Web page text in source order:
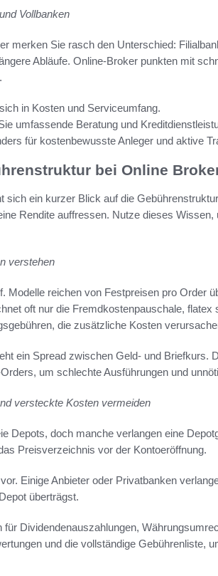
Vollbanken
merken Sie rasch den Unterschied:
Abläufe. Online-Broker punkten mit
in Kosten und Serviceumfang.
umfassende Beratung und
für kostenbewusste Anleger und aktive
bei Online
sich ein kurzer Blick auf die
Rendite auffressen. Nutze dieses
verstehen
Modelle reichen von Festpreisen pro Order
oft nur die Fremdkostenpauschale, flatex
die zusätzliche Kosten
ein Spread zwischen Geld- und Briefkurs.
um schlechte Ausführungen und
versteckte Kosten vermeiden
Depots, doch manche verlangen eine
Preisverzeichnis vor der Kontoeröffnung.
Einige Anbieter oder Privatbanken
überträgst.
Dividendenauszahlungen,
und die vollständige Gebührenliste,